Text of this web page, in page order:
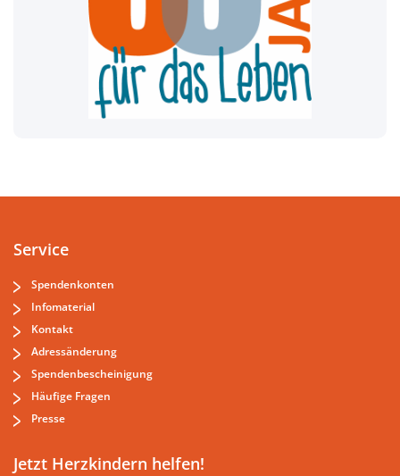
Service
Spendenkonten
Infomaterial
Kontakt
Adressänderung
Spendenbescheinigung
Häufige Fragen
Presse
Jetzt Herzkindern helfen!